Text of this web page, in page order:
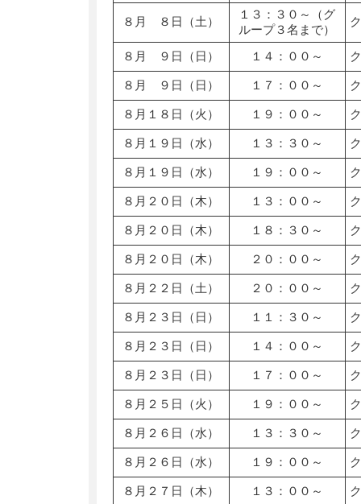
８月 ８日（土）
１３：３０～（グ
ループ３名まで）
８月 ９日（日） １４：００～
８月 ９日（日） １７：００～
８月１８日（火） １９：００～
８月１９日（水） １３：３０～
８月１９日（水） １９：００～
８月２０日（木） １３：００～
８月２０日（木） １８：３０～
８月２０日（木） ２０：００～
８月２２日（土） ２０：００～
８月２３日（日） １１：３０～
８月２３日（日） １４：００～
８月２３日（日） １７：００～
８月２５日（火） １９：００～
８月２６日（水） １３：３０～
８月２６日（水） １９：００～
８月２７日（木） １３：００～